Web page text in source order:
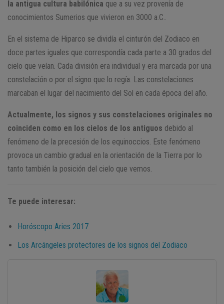
la antigua cultura babilónica que a su vez provenía de
conocimientos Sumerios que vivieron en 3000 a.C..
En el sistema de Hiparco se dividía el cinturón del Zodiaco en
doce partes iguales que correspondía cada parte a 30 grados del
cielo que veían. Cada división era individual y era marcada por una
constelación o por el signo que lo regía. Las constelaciones
marcaban el lugar del nacimiento del Sol en cada época del año.
Actualmente, los signos y sus constelaciones originales no
coinciden como en los cielos de los antiguos debido al
fenómeno de la precesión de los equinoccios. Este fenómeno
provoca un cambio gradual en la orientación de la Tierra por lo
tanto también la posición del cielo que vemos.
Te puede interesar:
Horóscopo Aries 2017
Los Arcángeles protectores de los signos del Zodiaco